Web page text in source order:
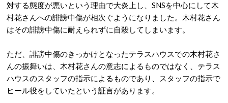
対する態度が悪いという理由で大炎上し、SNSを中心にして木
村花さんへの誹謗中傷が相次ぐようになりました。木村花さん
はその誹謗中傷に耐えられずに自殺してしまいます。
ただ、誹謗中傷のきっかけとなったテラスハウスでの木村花さ
んの振舞いは、木村花さんの意志によるものではなく、テラス
ハウスのスタッフの指示によるものであり、スタッフの指示で
ヒール役をしていたという証言があります。